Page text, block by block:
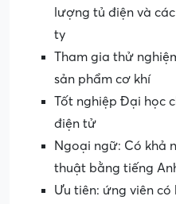
lượng tủ điện và
ty
Tham gia thử
sản phẩm cơ khí
Tốt nghiệp Đại học
điện tử
Ngoại ngữ: Có khả
thuật bằng tiếng
Ưu tiên: ứng viên